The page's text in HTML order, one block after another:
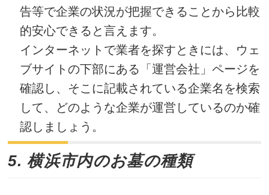
告等で企業の状況が把握できることから比較
的安心できると言えます。
インターネットで業者を探すときには、ウェ
ブサイトの下部にある「運営会社」ページを
確認し、そこに記載されている企業名を検索
して、どのような企業が運営しているのか確
認しましょう。
5. 横浜市内のお墓の種類